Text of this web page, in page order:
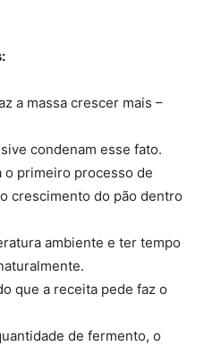
a massa crescer mais –
condenam esse fato.
o primeiro processo de
crescimento do pão dentro
ambiente e ter tempo
que a receita pede faz o
de fermento, o